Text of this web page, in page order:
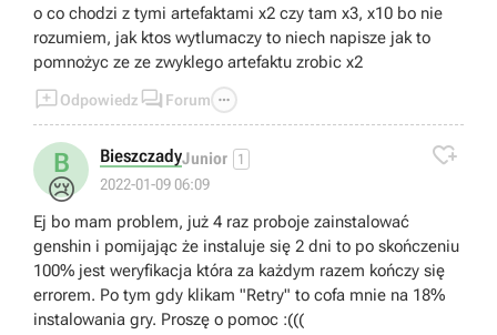
o co chodzi z tymi artefaktami x2 czy tam x3, x10 bo nie
rozumiem, jak ktos wytlumaczy to niech napisze jak to
pomnożyc ze ze zwyklego artefaktu zrobic x2
Odpowiedz  Forum 
B
😢
BieszczadyJunior 1
2022-01-09 06:09

Ej bo mam problem, już 4 raz proboje zainstalować
genshin i pomijając że instaluje się 2 dni to po skończeniu
100% jest weryfikacja która za każdym razem kończy się
errorem. Po tym gdy klikam "Retry" to cofa mnie na 18%
instalowania gry. Proszę o pomoc :(((